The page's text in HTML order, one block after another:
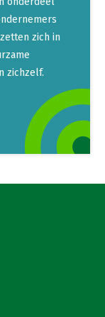
zich in
zichzelf.